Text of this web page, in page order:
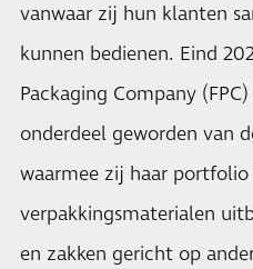
vanwaar zij hun klanten
kunnen bedienen. Eind
Packaging Company
onderdeel geworden van
waarmee zij haar portfolio
verpakkingsmaterialen
en zakken gericht op